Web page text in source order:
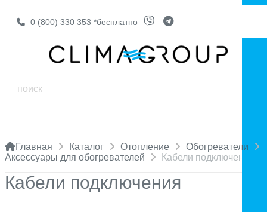
0 (800) 330 353 *бесплатно
Главная Каталог Отопление
Обогреватели
Аксессуары для обогревателей
Кабели подключения
Кабели подключения